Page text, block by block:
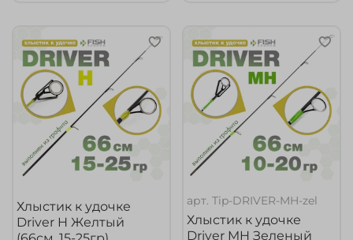
Хлыстик к удочке
Driver H Желтый
арт.Tip-DRIVER-MH-zel
Хлыстик к удочке
Driver MH Зеленый